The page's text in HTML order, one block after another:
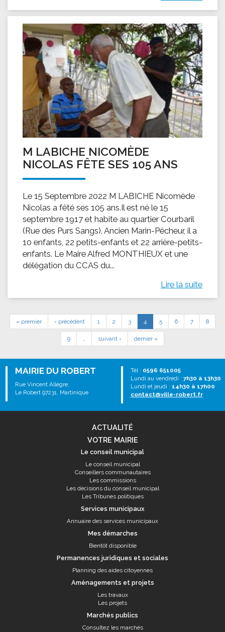
M LABICHE NICOMÈDE
NICOLAS FÊTE SES 105 ANS
Le 15 Septembre 2022 M LABICHE Nicomède
Nicolas a fêté ses 105 ans.Il est né le 15
septembre 1917 et habite au quartier Courbaril
(Rue des Purs Sangs). Ancien Marin-Pêcheur, il a
10 enfants, 22 petits-enfants et 22 arrière-petits-
enfants. Le Maire Alfred MONTHIEUX et une
délégation du CCAS du...
Lire la suite
« premier ‹ précédent 1 2 3 4 5 6 7 8
9 … suivant › dernier »
MAIRIE DU ROBERT
Rue Vincent Allègre,
Le Robert 97231, Martinique
Tél : 0596 651005
Lundi au vendredi : 7h30 à 13h30
Lundi et jeudi : 14h30 à 17h00
contact@ville-robert.fr
ACTUALITÉ
VOTRE MAIRIE
Le conseil municipal
Le conseil municipal
Conseillers communautaires
Les commissions
Les décisions du conseil municipal
Les Tribunes politiques
Services municipaux
Annuaire des services municipaux
Mes démarches
Bientôt disponible
Permanences juridiques et sociales
Planning des aides citoyennes
Aménagements et projets
Les travaux
Les projets
Marchés publics
Consultez les marchés